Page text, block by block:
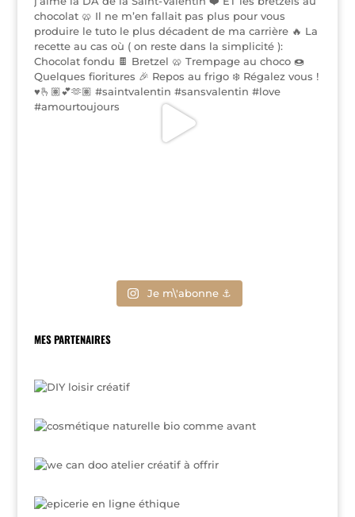
Je m\'abonne ⚓
MES PARTENAIRES